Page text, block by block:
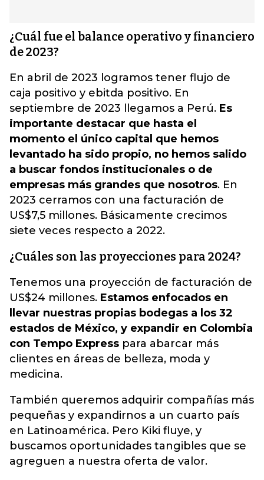
¿Cuál fue el balance operativo y financiero
de 2023?
En abril de 2023 logramos tener flujo de
caja positivo y ebitda positivo. En
septiembre de 2023 llegamos a Perú. Es
importante destacar que hasta el
momento el único capital que hemos
levantado ha sido propio, no hemos salido
a buscar fondos institucionales o de
empresas más grandes que nosotros. En
2023 cerramos con una facturación de
US$7,5 millones. Básicamente crecimos
siete veces respecto a 2022.
¿Cuáles son las proyecciones para 2024?
Tenemos una proyección de facturación de
US$24 millones. Estamos enfocados en
llevar nuestras propias bodegas a los 32
estados de México, y expandir en Colombia
con Tempo Express para abarcar más
clientes en áreas de belleza, moda y
medicina.
También queremos adquirir compañías más
pequeñas y expandirnos a un cuarto país
en Latinoamérica. Pero Kiki fluye, y
buscamos oportunidades tangibles que se
agreguen a nuestra oferta de valor.